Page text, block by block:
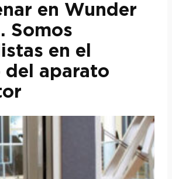
en Wunder
Somos
en el
del aparato